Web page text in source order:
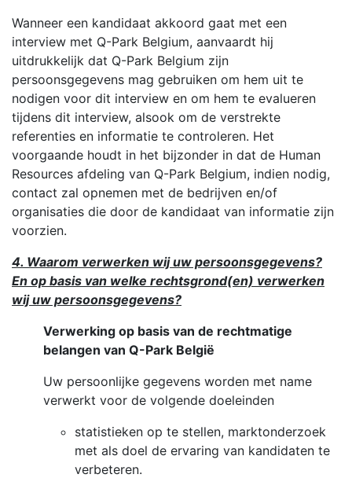
Wanneer een kandidaat akkoord gaat met een
interview met Q-Park Belgium, aanvaardt hij
uitdrukkelijk dat Q-Park Belgium zijn
persoonsgegevens mag gebruiken om hem uit te
nodigen voor dit interview en om hem te evalueren
tijdens dit interview, alsook om de verstrekte
referenties en informatie te controleren. Het
voorgaande houdt in het bijzonder in dat de Human
Resources afdeling van Q-Park Belgium, indien nodig,
contact zal opnemen met de bedrijven en/of
organisaties die door de kandidaat van informatie zijn
voorzien.
4. Waarom verwerken wij uw persoonsgegevens?
En op basis van welke rechtsgrond(en) verwerken
wij uw persoonsgegevens?
Verwerking op basis van de rechtmatige
belangen van Q-Park België
Uw persoonlijke gegevens worden met name
verwerkt voor de volgende doeleinden
statistieken op te stellen, marktonderzoek
met als doel de ervaring van kandidaten te
verbeteren.